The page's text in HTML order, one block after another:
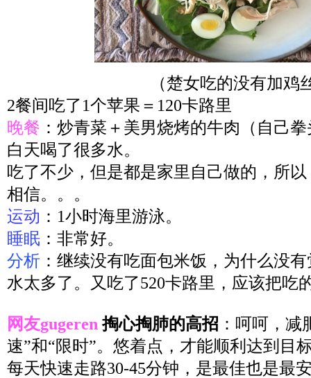
（楚女吃的没有加鸡
2餐间吃了1个苹果＝120卡路里
晚餐 ：炒青菜＋美男烧烤的牛肉（自己
白天喝了很多水。
吃了不少，但是都是家里自己做的，所
相信。。。
运动 ：1小时海里游泳。
睡眠 ：非常好。
分析 ：继续没有吃面包米饭，为什么没
水太多了。又吃了520卡路里，应该把吃
网友gugeren掏心掏肺的高招 ：呵呵，减
速”和“限时”。悠着点，才能顺利达到目
每天快速走路30-45分钟，是最佳也是最